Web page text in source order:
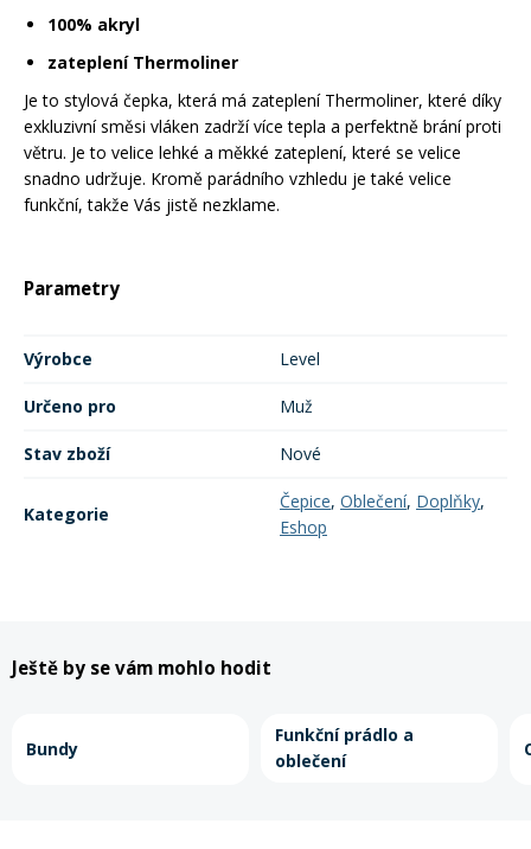
Rukavice na kolo
100% akryl
zateplení Thermoliner
Je to stylová čepka, která má zateplení Thermoliner, které díky
exkluzivní směsi vláken zadrží více tepla a perfektně brání proti
větru. Je to velice lehké a měkké zateplení, které se velice
snadno udržuje. Kromě parádního vzhledu je také velice
funkční, takže Vás jistě nezklame.
Parametry
Výrobce Level
Určeno pro Muž
Stav zboží Nové
Kategorie
Čepice, Oblečení, Doplňky,
Eshop
Ještě by se vám mohlo hodit
Bundy
Funkční prádlo a
oblečení